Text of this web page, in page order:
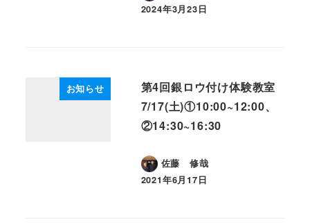
投稿日
2024年3月23日
お知らせ
第4回銀ロウ付け体験教室
7/17(土)①10:00~12:00、
②14:30~16:30
佐藤 修哉
投稿日
2021年6月17日